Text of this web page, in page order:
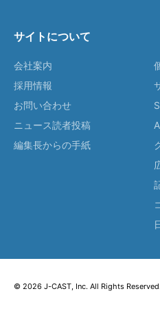
サイトについて
会社案内
採用情報
お問い合わせ
ニュース読者投稿
編集長からの手紙
© 2026 J-CAST, Inc. All Rights